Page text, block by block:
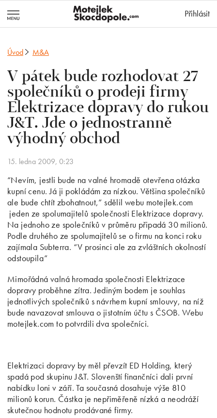
Přihlásit
Úvod M&A
V pátek bude rozhodovat 27
společníků o prodeji firmy
Elektrizace dopravy do rukou
J&T. Jde o jednostranně
výhodný obchod
15. ledna 2009, 0:23
“Nevím, jestli bude na valné hromadě otevřena otázka
kupní cenu. Já ji pokládám za nízkou. Většina společníků
ale bude chtít zbohatnout,” sdělil webu motejlek.com
jeden ze spolumajitelů společnosti Elektrizace dopravy.
Na jednoho ze společníků v průměru připadá 30 milionů.
Podle druhého ze spolumajitelů se o firmu na konci roku
zajímala Subterra. “V prosinci ale za zvláštních okolností
odstoupila”
Mimořádná valná hromada společnosti Elektrizace
dopravy proběhne zítra. Jediným bodem je souhlas
jednotlivých společníků s návrhem kupní smlouvy, na níž
bude navazovat smlouva o jistotním účtu s ČSOB. Webu
motejlek.com to potvrdili dva společníci.
Elektrizaci dopravy by měl převzít ED Holding, který
spadá pod skupinu J&T. Slovenští finančníci dali první
nabídku loni v září. Ta současná dosahuje výše 810
milionů korun. Částka je nepřiměřeně nízká a neodráží
skutečnou hodnotu prodávané firmy.